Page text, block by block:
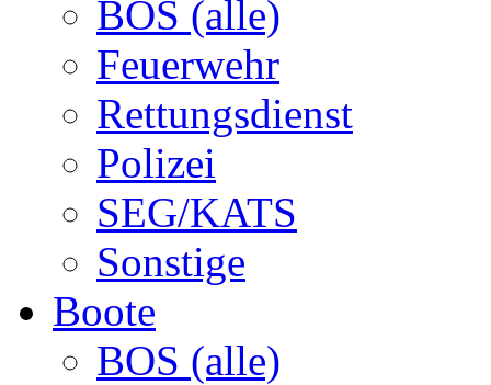
BOS (alle)
Feuerwehr
Rettungsdienst
Polizei
SEG/KATS
Sonstige
Boote
BOS (alle)